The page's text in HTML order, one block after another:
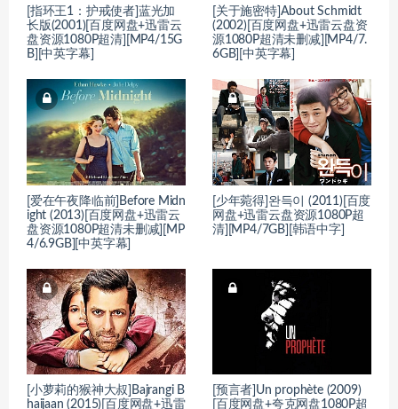
[指环王1：护戒使者]蓝光加
长版(2001)[百度网盘+迅雷云
盘资源1080P超清][MP4/15G
B][中英字幕]
[关于施密特]About Schmidt
(2002)[百度网盘+迅雷云盘资
源1080P超清未删减][MP4/7.
6GB][中英字幕]
[爱在午夜降临前]Before Midn
ight (2013)[百度网盘+迅雷云
盘资源1080P超清未删减][MP
4/6.9GB][中英字幕]
[少年菀得]완득이 (2011)[百度
网盘+迅雷云盘资源1080P超
清][MP4/7GB][韩语中字]
[小萝莉的猴神大叔]Bajrangi B
haijaan (2015)[百度网盘+迅雷
[预言者]Un prophète (2009)
[百度网盘+夸克网盘1080P超